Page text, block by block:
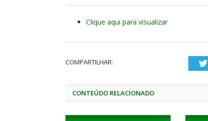
Clique aqui para visualizar
COMPARTILHAR:
CONTEÚDO RELACIONADO